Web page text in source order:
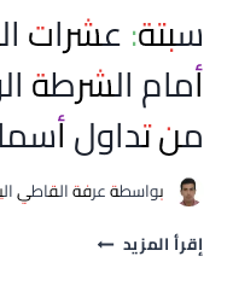
سبتة: عشرات
أمام الشرطة
من تداول
بواسطةعرفة القاطي
إقرأ المزيد سبتة: